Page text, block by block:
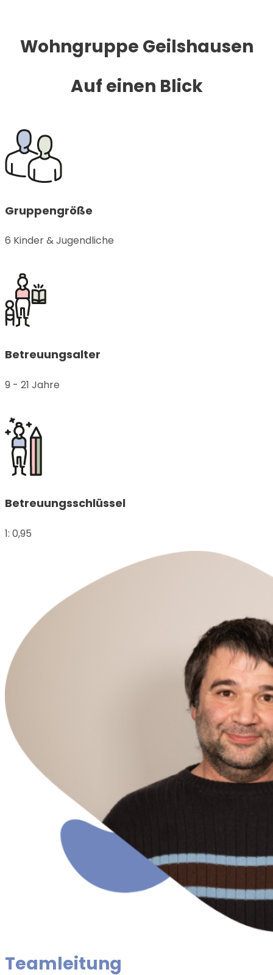
Wohngruppe Geilshausen
Auf einen Blick
Gruppengröße
6 Kinder & Jugendliche
Betreuungsalter
9 - 21 Jahre
Betreuungsschlüssel
1: 0,95
Teamleitung